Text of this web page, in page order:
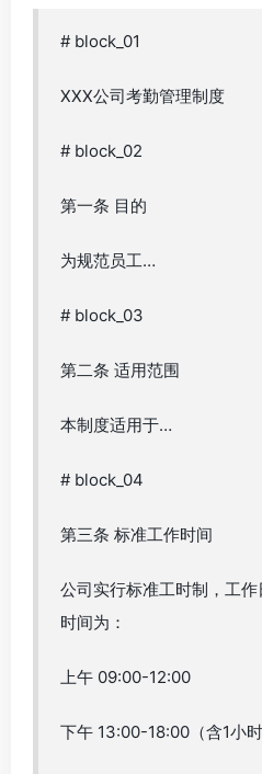
# block_01
XXX公司考勤管理制度
# block_02
第一条 目的
为规范员工…
# block_03
第二条 适用范围
本制度适用于…
# block_04
第三条 标准工作时间
公司实行标准工时制，工
时间为：
上午 09:00-12:00
下午 13:00-18:00（含1小时